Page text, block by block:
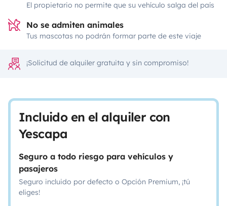
El propietario no permite que su vehículo salga del país
No se admiten animales
Tus mascotas no podrán formar parte de este viaje
¡Solicitud de alquiler gratuita y sin compromiso!
Incluido en el alquiler con
Yescapa
Seguro a todo riesgo para vehículos y
pasajeros
Seguro incluido por defecto o Opción Premium, ¡tú
eliges!